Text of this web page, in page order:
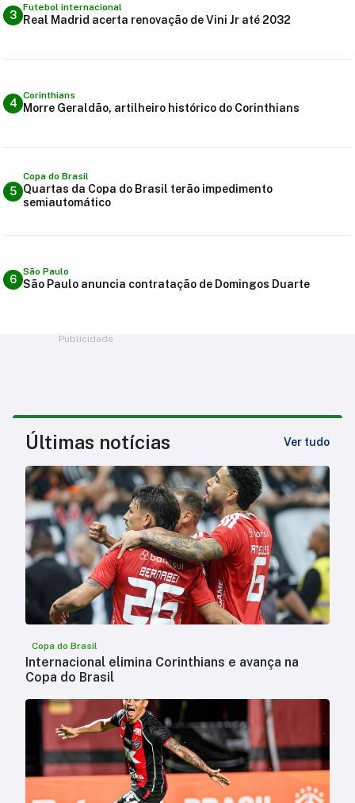
3
Futebol internacional
Real Madrid acerta renovação de Vini Jr até 2032
4
Corinthians
Morre Geraldão, artilheiro histórico do Corinthians
5
Copa do Brasil
Quartas da Copa do Brasil terão impedimento
semiautomático
6
São Paulo
São Paulo anuncia contratação de Domingos Duarte
Publicidade
Últimas notícias Ver tudo
Copa do Brasil
Internacional elimina Corinthians e avança na
Copa do Brasil